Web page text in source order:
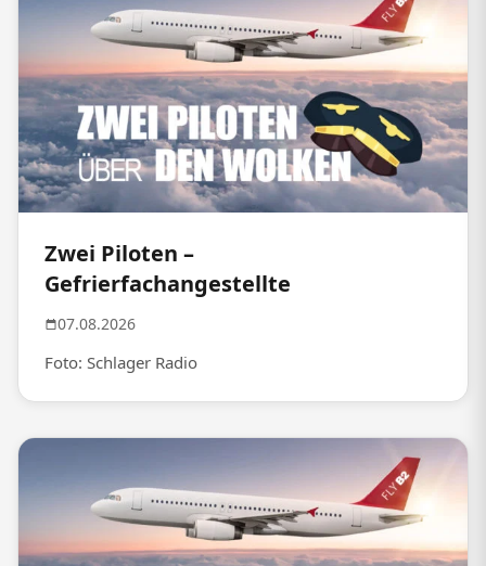
Zwei Piloten –
Gefrierfachangestellte
07.08.2026
Foto: Schlager Radio